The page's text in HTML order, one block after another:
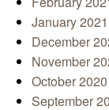
January 2021
December
November
October 2020
September